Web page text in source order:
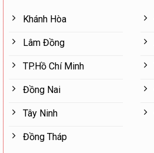
Khánh Hòa
Lâm Đồng
TP.Hồ Chí Minh
Đồng Nai
Tây Ninh
Đồng Tháp